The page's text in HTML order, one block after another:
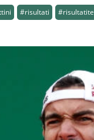
#risultati